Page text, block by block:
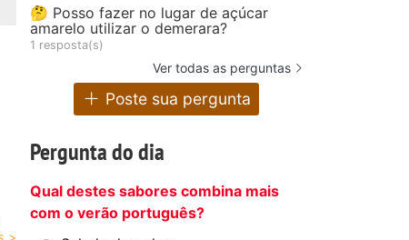
🤔 Posso fazer no lugar de açúcar
amarelo utilizar o demerara?
1 resposta(s)
Ver todas as perguntas
Poste sua pergunta
Pergunta do dia
Qual destes sabores combina mais
com o verão português?